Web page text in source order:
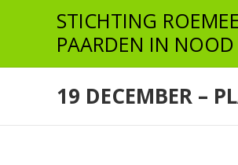
STICHTING
PAARDEN IN NOOD
19 DECEMBER –